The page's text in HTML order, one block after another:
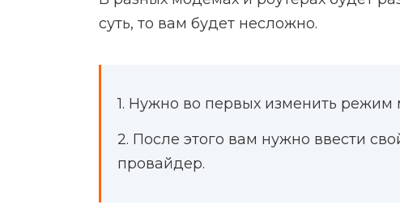
суть, то вам будет несложно.
1. Нужно во первых изменить режим
2. После этого вам нужно ввести
провайдер.